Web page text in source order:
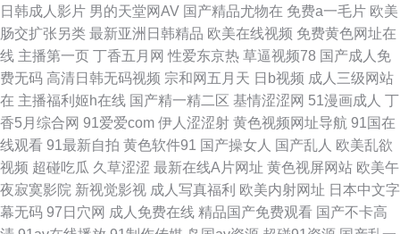
AV导航 色久悠悠中文 岛国99 香蕉国产高清 国产精品久久色 91豆花吃瓜视
频 黑丝美女91 宅男宅女AV导航 国产精品久久超碰 一本道夜夜干 国产草逼
资源 91极品视觉 欧美成人日韩精品 91重口味视频 欧美涩涩热 Av黄战 婷婷
丁香国产精品 国产福利 伊人砖区 国产欧美成人精品综合 91爆操黑丝美女 老
司机久久看高清 岛国免费a 91成人影 久久国产91做爱视频 91极品自拍色色
日韩成人影片 男的天堂网AV 国产精品尤物在 免费a一毛片 欧美
肠交扩张另类 最新亚洲日韩精品 欧美在线视频 免费黄色网址在
线 主播第一页 丁香五月网 性爱东京热 草逼视频78 国产成人免
费无码 高清日韩无码视频 宗和网五月天 日b视频 成人三级网站
在 主播福利姬h在线 国产精一精二区 基情涩涩网 51漫画成人 丁
香5月综合网 91爱爱com 伊人涩涩射 黄色视频网址导航 91国在
线观看 91最新自拍 黄色软件91 国产操女人 国产乱人 欧美乱欲
视频 超碰吃瓜 久草涩涩 最新在线A片网址 黄色视屏网站 欧美午
夜寂寞影院 新视觉影视 成人写真福利 欧美内射网址 日本中文字
幕无码 97日穴网 成人免费在线 精品国产免费观看 国产不卡高